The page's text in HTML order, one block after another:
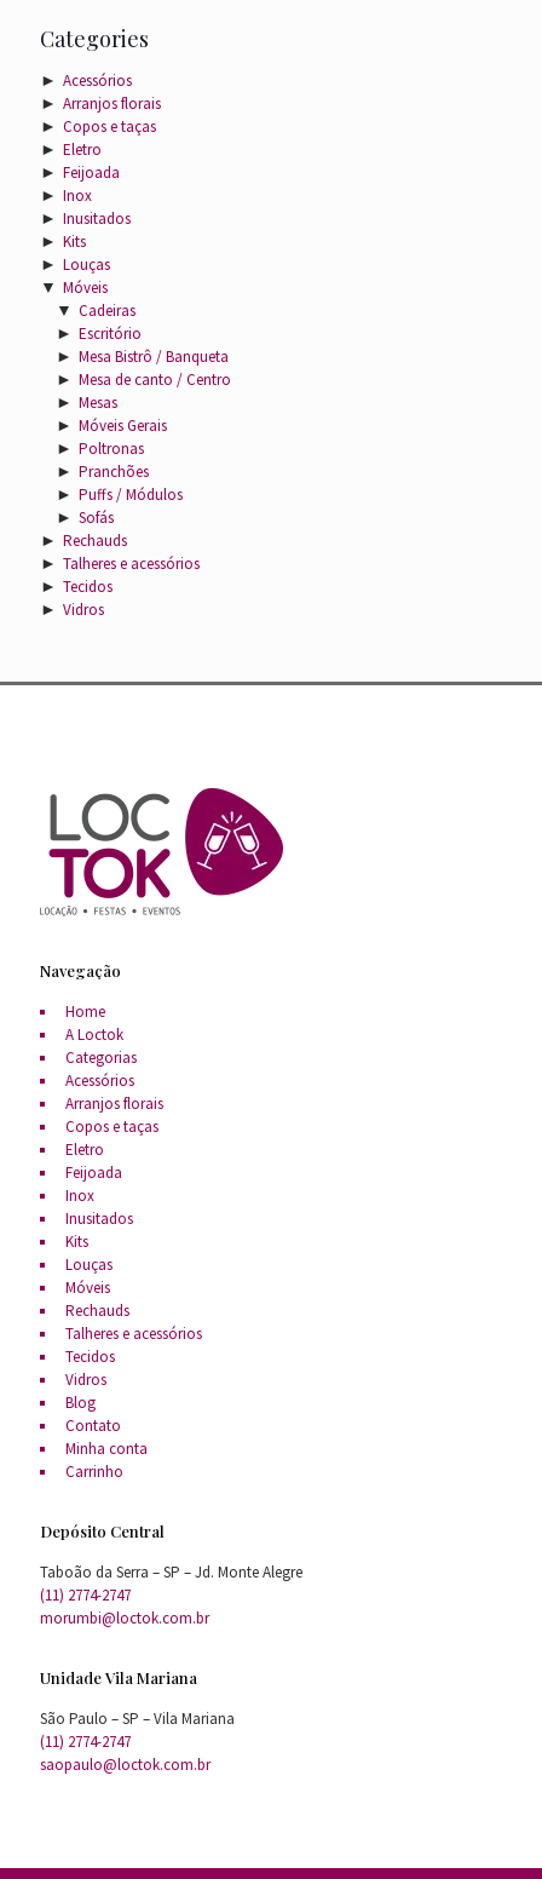
Categories
► Acessórios
► Arranjos florais
► Copos e taças
► Eletro
► Feijoada
► Inox
► Inusitados
► Kits
► Louças
▼ Móveis
▼ Cadeiras
► Escritório
► Mesa Bistrô / Banqueta
► Mesa de canto / Centro
► Mesas
► Móveis Gerais
► Poltronas
► Pranchões
► Puffs / Módulos
► Sofás
► Rechauds
► Talheres e acessórios
► Tecidos
► Vidros
Navegação
Home
A Loctok
Categorias
Acessórios
Arranjos florais
Copos e taças
Eletro
Feijoada
Inox
Inusitados
Kits
Louças
Móveis
Rechauds
Talheres e acessórios
Tecidos
Vidros
Blog
Contato
Minha conta
Carrinho
Depósito Central
Taboão da Serra – SP – Jd. Monte Alegre
(11) 2774-2747
morumbi@loctok.com.br
Unidade Vila Mariana
São Paulo – SP – Vila Mariana
(11) 2774-2747
saopaulo@loctok.com.br